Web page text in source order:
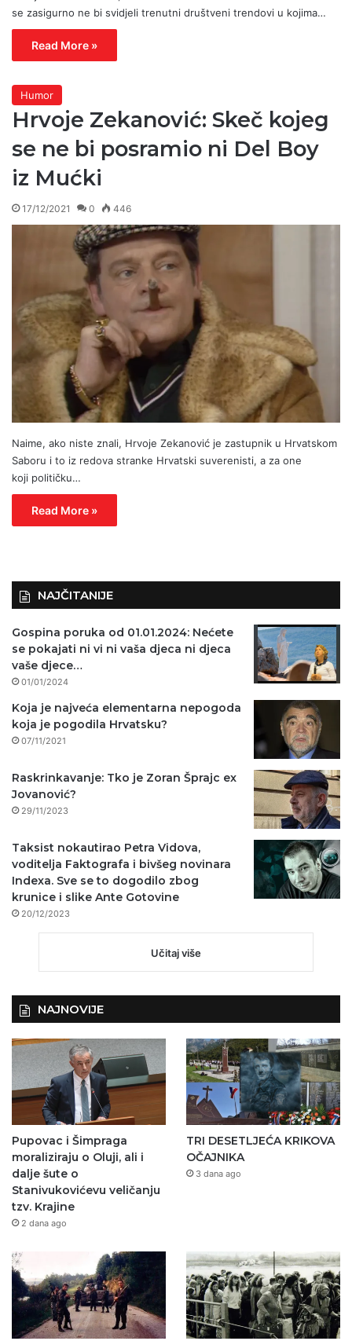
se zasigurno ne bi svidjeli trenutni društveni trendovi u kojima…
Read More »
Humor
Hrvoje Zekanović: Skeč kojeg
se ne bi posramio ni Del Boy
iz Mućki
17/12/2021 0 446
Naime, ako niste znali, Hrvoje Zekanović je zastupnik u Hrvatskom
Saboru i to iz redova stranke Hrvatski suverenisti, a za one
koji političku…
Read More »
NAJČITANIJE
Gospina poruka od 01.01.2024: Nećete
se pokajati ni vi ni vaša djeca ni djeca
vaše djece…
01/01/2024
Koja je najveća elementarna nepogoda
koja je pogodila Hrvatsku?
07/11/2021
Raskrinkavanje: Tko je Zoran Šprajc ex
Jovanović?
29/11/2023
Taksist nokautirao Petra Vidova,
voditelja Faktografa i bivšeg novinara
Indexa. Sve se to dogodilo zbog
krunice i slike Ante Gotovine
20/12/2023
Učitaj više
NAJNOVIJE
Pupovac i Šimpraga
moraliziraju o Oluji, ali i
dalje šute o
Stanivukovićevu veličanju
tzv. Krajine
2 dana ago
TRI DESETLJEĆA KRIKOVA
OČAJNIKA
3 dana ago